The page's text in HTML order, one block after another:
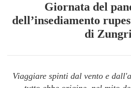
Giornata del
dell’insediamento
di
Viaggiare spinti dal vento e